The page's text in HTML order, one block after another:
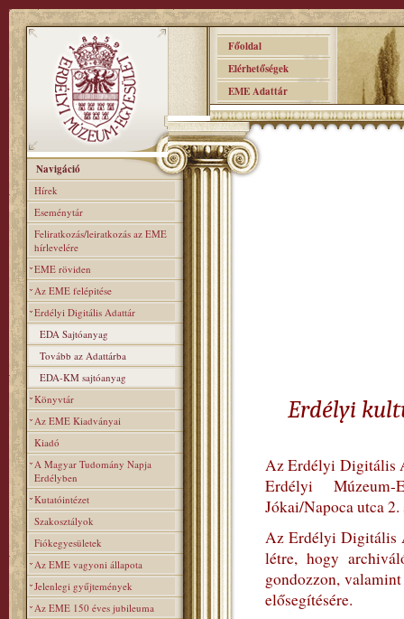
Főoldal
Elérhetőségek
EME Adattár
Navigáció
Hírek
Eseménytár
Feliratkozás/leiratkozás az EME
hírlevelére
EME röviden
Az EME felépitése
Erdélyi Digitális Adattár
EDA Sajtóanyag
Tovább az Adattárba
EDA-KM sajtóanyag
Könyvtár
Az EME Kiadványai
Kiadó
A Magyar Tudomány Napja
Erdélyben
Kutatóintézet
Szakosztályok
Fiókegyesületek
Az EME vagyoni állapota
Jelenlegi gyűjtemények
Az EME 150 éves jubileuma
Erdélyi
Az Erdélyi Digitális
Erdélyi
Jókai/Napoca utca 2.
Az Erdélyi Digitális
létre, hogy
gondozzon,
elősegítésére.